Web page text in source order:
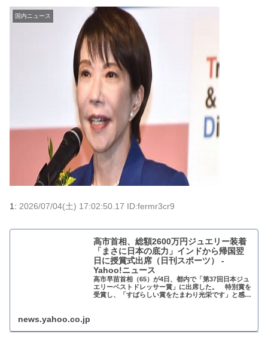
国内ニュース
1: 2026/07/04(土) 17:02:50.17 ID:fermr3cr9
高市首相、総額2600万円ジュエリー装着
「まさに日本の底力」インドから帰国翌
日に授賞式出席（日刊スポーツ） -
Yahoo!ニュース
高市早苗首相（65）が4日、都内で「第37回日本ジュ
エリーベストドレッサー賞」に出席した。 特別賞を
受賞し、「すばらしい賞をたまわり光栄です」と感
news.yahoo.co.jp